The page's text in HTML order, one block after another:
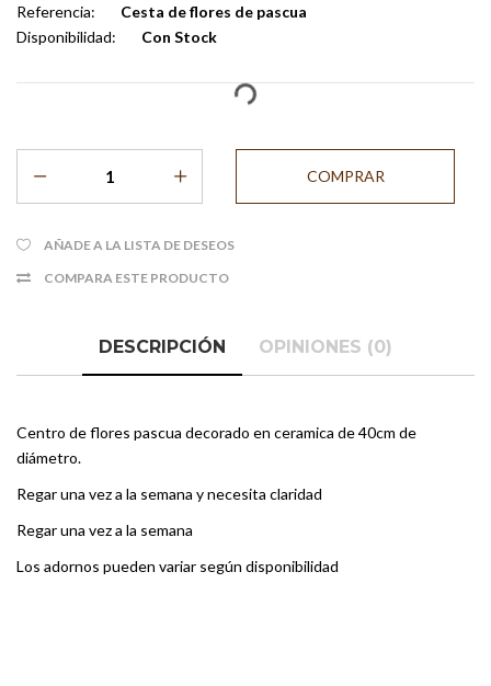
Referencia:
Cesta de flores de pascua
Disponibilidad:
Con Stock
AÑADE A LA LISTA DE DESEOS
COMPARA ESTE PRODUCTO
DESCRIPCIÓN OPINIONES (0)
Centro de flores pascua decorado en ceramica de 40cm de
diámetro.
Regar una vez a la semana y necesita claridad
Regar una vez a la semana
Los adornos pueden variar según disponibilidad